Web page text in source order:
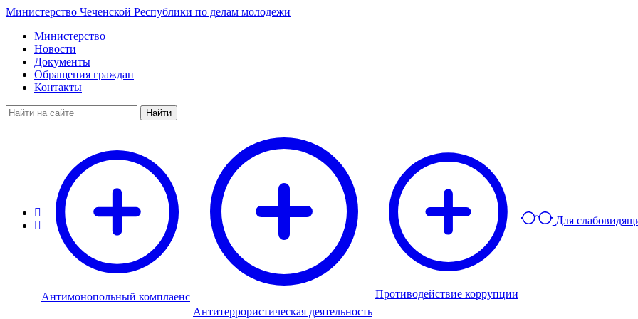
Министерство Чеченской Республики по делам молодежи
Министерство
Новости
Документы
Обращения граждан
Контакты
Найти
Антимонопольный комплаенс
Антитеррористическая деятельность
Противодействие коррупции
Для